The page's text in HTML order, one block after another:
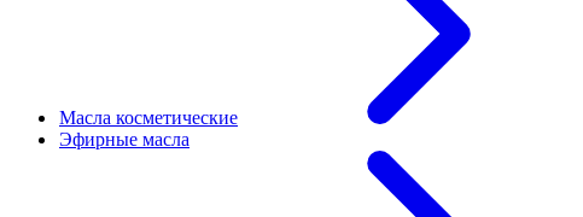
Масла косметические
Эфирные масла